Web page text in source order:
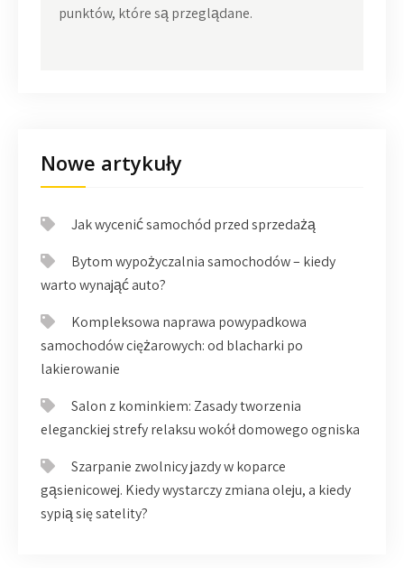
punktów, które są przeglądane.
Nowe artykuły
Jak wycenić samochód przed sprzedażą
Bytom wypożyczalnia samochodów – kiedy
warto wynająć auto?
Kompleksowa naprawa powypadkowa
samochodów ciężarowych: od blacharki po
lakierowanie
Salon z kominkiem: Zasady tworzenia
eleganckiej strefy relaksu wokół domowego ogniska
Szarpanie zwolnicy jazdy w koparce
gąsienicowej. Kiedy wystarczy zmiana oleju, a kiedy
sypią się satelity?